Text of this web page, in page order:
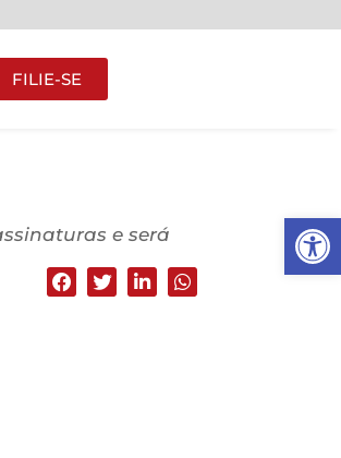
Abrir
FILIE-SE
e será